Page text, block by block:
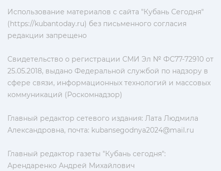
Использование материалов с сайта "Кубань Сегодня"
(https://kubantoday.ru) без письменного согласия
редакции запрещено
Свидетельство о регистрации СМИ Эл № ФС77-72910 от
25.05.2018, выдано Федеральной службой по надзору в
сфере связи, информационных технологий и массовых
коммуникаций (Роскомнадзор)
Главный редактор сетевого издания: Лата Людмила
Александровна, почта: kubansegodnya2024@mail.ru
Главный редактор газеты "Кубань сегодня":
Арендаренко Андрей Михайлович